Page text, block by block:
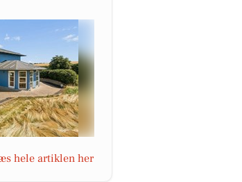
hele artiklen her